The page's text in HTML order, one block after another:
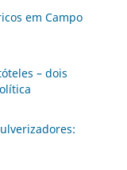
em Campo
– dois